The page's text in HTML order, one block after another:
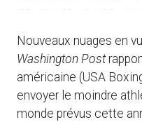
Nouveaux nuages en
Washington Post
américaine (USA
envoyer le moindre
monde prévus cette